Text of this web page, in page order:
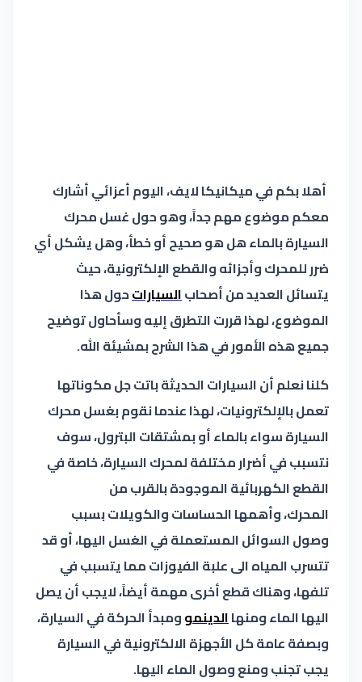
أهلا بكم في ميكانيكا لايف، اليوم أعزائي أشارك
معكم موضوع مهم جداً، وهو حول غسل محرك
السيارة بالماء هل هو صحيح أو خطأ، وهل يشكل أي
ضرر للمحرك وأجزائه والقطع الإلكترونية، حيث
يتسائل العديد من أصحابالسياراتحول هذا
الموضوع، لهذا قررت التطرق إليه وسأحاول توضيح
جميع هذه الأمور في هذا الشرح بمشيئة الله.
كلنا نعلم أن السيارات الحديثة باتت جل مكوناتها
تعمل بالإلكترونيات، لهذا عندما نقوم بغسل محرك
السيارة سواء بالماء أو بمشتقات البترول، سوف
نتسبب في أضرار مختلفة لمحرك السيارة، خاصة في
القطع الكهربائية الموجودة بالقرب من
المحرك،وأهمها الحساسات والكويلات بسبب
وصول السوائل المستعملة في الغسل اليها، أو قد
تتسرب المياه الى علبة الفيوزات مما يتسبب في
تلفها، وهناك قطع أخرى مهمة أيضاً، لايجب أن يصل
اليها الماء ومنهاالدينموومبدأ الحركة في السيارة،
وبصفة عامة كل الأجهزة الالكترونية في السيارة
يجب تجنب ومنع وصول الماء اليها.